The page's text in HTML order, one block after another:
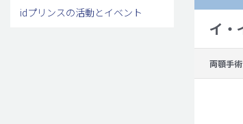
イ・
両顎手術
idプリンスの活動とイベント